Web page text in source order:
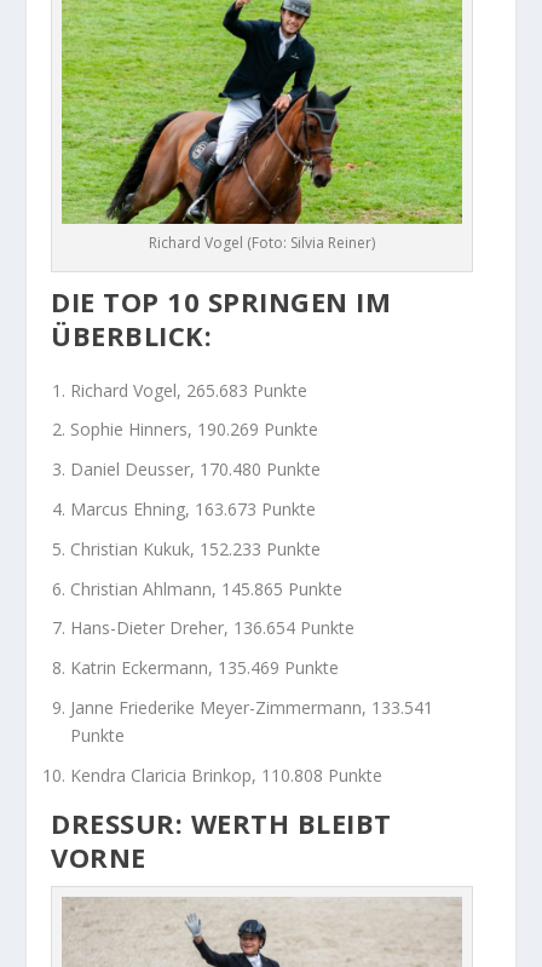
Richard Vogel (Foto: Silvia Reiner)
DIE TOP 10 SPRINGEN IM
ÜBERBLICK:
Richard Vogel, 265.683 Punkte
Sophie Hinners, 190.269 Punkte
Daniel Deusser, 170.480 Punkte
Marcus Ehning, 163.673 Punkte
Christian Kukuk, 152.233 Punkte
Christian Ahlmann, 145.865 Punkte
Hans-Dieter Dreher, 136.654 Punkte
Katrin Eckermann, 135.469 Punkte
Janne Friederike Meyer-Zimmermann, 133.541
Punkte
Kendra Claricia Brinkop, 110.808 Punkte
DRESSUR: WERTH BLEIBT
VORNE